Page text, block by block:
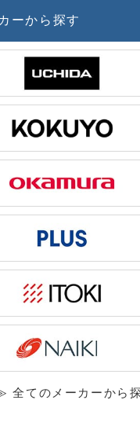
ーから探す
全てのメーカーから